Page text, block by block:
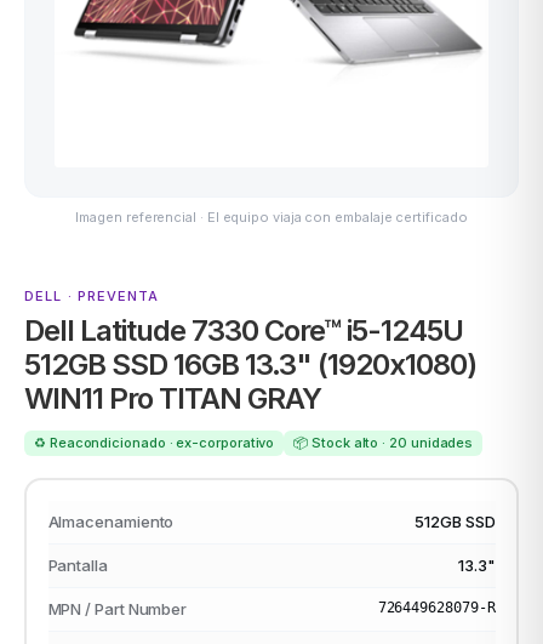
Imagen referencial · El equipo viaja con embalaje certificado
DELL · PREVENTA
Dell Latitude 7330 Core™ i5-1245U
512GB SSD 16GB 13.3" (1920x1080)
WIN11 Pro TITAN GRAY
♻️ Reacondicionado · ex-corporativo 📦 Stock alto · 20 unidades
Almacenamiento 512GB SSD
Pantalla 13.3"
MPN / Part Number 726449628079-R